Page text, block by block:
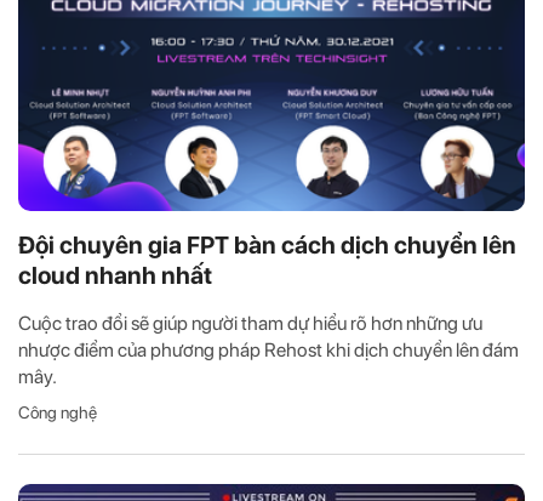
Đội chuyên gia FPT bàn cách dịch chuyển lên
cloud nhanh nhất
Cuộc trao đổi sẽ giúp người tham dự hiểu rõ hơn những ưu
nhược điểm của phương pháp Rehost khi dịch chuyển lên đám
mây.
Công nghệ